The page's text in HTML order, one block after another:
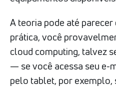
A teoria pode até
prática, você
cloud computing, talvez
— se você acessa seu e-
pelo tablet, por exemplo,